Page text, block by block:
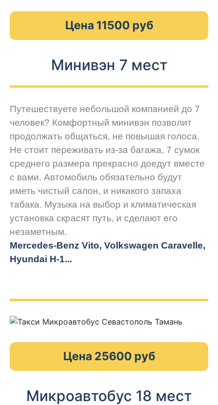
Цена 11500 руб
Минивэн 7 мест
Путешествуете небольшой компанией до 7
человек? Комфортный минивэн позволит
продолжать общаться, не повышая голоса.
Не стоит переживать из-за багажа, 7 сумок
среднего размера прекрасно доедут вместе
с вами. Автомобиль обязательно будут
иметь чистый салон, и никакого запаха
табака. Музыка на выбор и климатическая
установка скрасят путь, и сделают его
незаметным.
Mercedes-Benz Vito, Volkswagen Caravelle,
Hyundai H-1...
Цена 25600 руб
Микроавтобус 18 мест